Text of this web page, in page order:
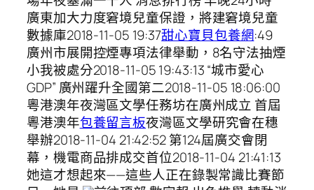
廣東加大力度窘境兒童保證，將建窘境兒童
數據庫2018-11-05 19:37甜心寶貝包養網:49
廣州市展開控煙專項法律舉動，8名守法抽煙
小我被處分2018-11-05 19:43:13 “城市愛心
GDP” 廣州躍升全國第二2018-11-05 18:06:00
粵港澳年夜灣區文學任務坊在廣州成立 首屆
粵港澳年包養留言板夜灣區文學研究會在穗
舉辦2018-11-04 21:42:52 第124屆廣交會閉
幕，機電商品排成交首位2018-11-04 21:41:13
她這才想起來——這些人正在錄製常識比賽節